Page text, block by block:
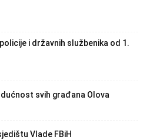
i državnih službenika od 1.
svih građana Olova
Vlade FBiH